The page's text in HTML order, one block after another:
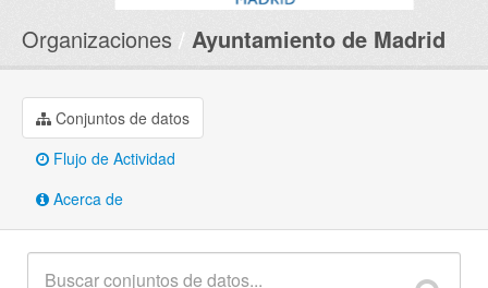
Organizaciones Ayuntamiento de Madrid
Conjuntos de datos
Flujo de Actividad
Acerca de